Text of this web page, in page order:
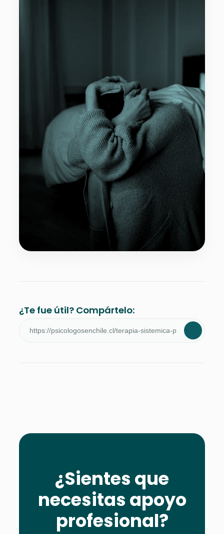
¿Te fue útil? Compártelo:
¿Sientes que
necesitas apoyo
profesional?